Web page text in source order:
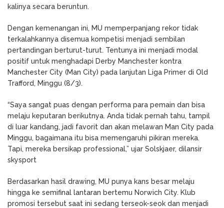
kalinya secara beruntun.
Dengan kemenangan ini, MU memperpanjang rekor tidak
terkalahkannya disemua kompetisi menjadi sembilan
pertandingan berturut-turut. Tentunya ini menjadi modal
positif untuk menghadapi Derby Manchester kontra
Manchester City (Man City) pada lanjutan Liga Primer di Old
Trafford, Minggu (8/3).
“Saya sangat puas dengan performa para pemain dan bisa
melaju keputaran berikutnya. Anda tidak pernah tahu, tampil
di luar kandang, jadi favorit dan akan melawan Man City pada
Minggu, bagaimana itu bisa memengaruhi pikiran mereka.
Tapi, mereka bersikap professional,” ujar Solskjaer, dilansir
skysport
Berdasarkan hasil drawing, MU punya kans besar melaju
hingga ke semifinal lantaran bertemu Norwich City. Klub
promosi tersebut saat ini sedang terseok-seok dan menjadi